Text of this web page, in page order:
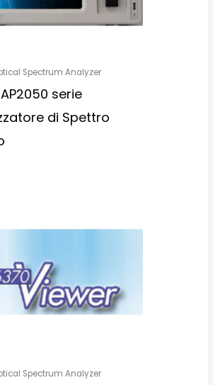
Spectrum Analyzer
serie
di Spettro
Spectrum Analyzer